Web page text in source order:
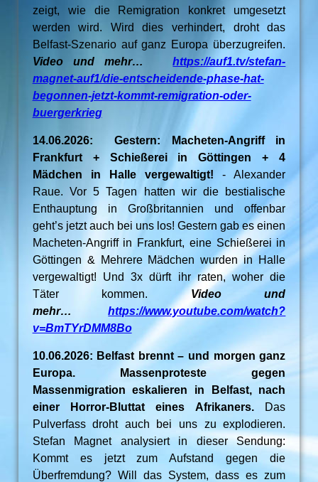
zeigt, wie die Remigration konkret umgesetzt
werden wird. Wird dies verhindert, droht das
Belfast-Szenario auf ganz Europa überzugreifen.
Video und mehr…https://auf1.tv/stefan-
magnet-auf1/die-entscheidende-phase-hat-
begonnen-jetzt-kommt-remigration-oder-
buergerkrieg
14.06.2026: Gestern: Macheten-Angriff in
Frankfurt + Schießerei in Göttingen + 4
Mädchen in Halle vergewaltigt!- Alexander
Raue. Vor 5 Tagen hatten wir die bestialische
Enthauptung in Großbritannien und offenbar
geht’s jetzt auch bei uns los! Gestern gab es einen
Macheten-Angriff in Frankfurt, eine Schießerei in
Göttingen & Mehrere Mädchen wurden in Halle
vergewaltigt! Und 3x dürft ihr raten, woher die
Täter kommen.Video und
mehr…https://www.youtube.com/watch?
v=BmTYrDMM8Bo
10.06.2026: Belfast brennt – und morgen ganz
Europa. Massenproteste gegen
Massenmigration eskalieren in Belfast, nach
einer Horror-Bluttat eines Afrikaners.Das
Pulverfass droht auch bei uns zu explodieren.
Stefan Magnet analysiert in dieser Sendung:
Kommt es jetzt zum Aufstand gegen die
Überfremdung? Will das System, dass es zum